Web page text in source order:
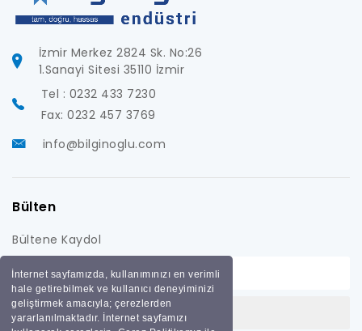
İnternet sayfamızda, kullanımınızı en verimli
hale getirebilmek ve kullanıcı deneyiminizi
geliştirmek amacıyla; çerezlerden
yararlanılmaktadır. İnternet sayfamızı
İzmir Merkez 2824 Sk. No:26
1.Sanayi Sitesi 35110 İzmir
Tel : 0232 433 7230
Fax: 0232 457 3769
info@bilginoglu.com
Bülten
Bültene Kaydol